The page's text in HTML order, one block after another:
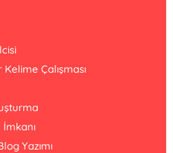
Çalışması
Yazımı